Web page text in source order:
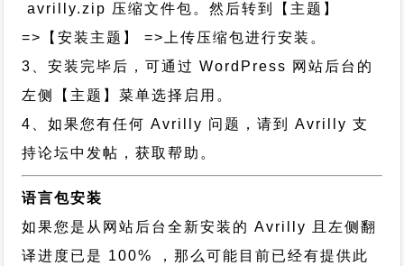
avrilly.zip 压缩文件包。然后转到【主题】
=>【安装主题】 =>上传压缩包进行安装。
3、安装完毕后，可通过 WordPress 网站后台的
左侧【主题】菜单选择启用。
4、如果您有任何 Avrilly 问题，请到 Avrilly 支
持论坛中发帖，获取帮助。
语言包安装
如果您是从网站后台全新安装的 Avrilly 且左侧翻
译进度已是 100% ，那么可能目前已经有提供此